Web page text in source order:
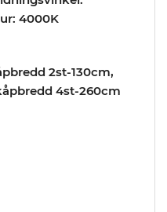
4000K
2st-130cm,
4st-260cm